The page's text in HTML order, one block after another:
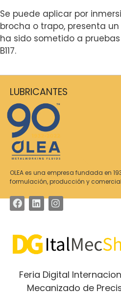
Se puede aplicar por
brocha o trapo, presenta un
ha sido sometido a
B117.
LUBRICANTES
OLEA es una empresa fundada en
formulación, producción y
Feria Digital
Mecanizado de